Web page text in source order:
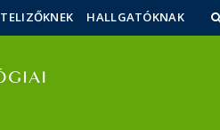
HALLGATÓKNAK